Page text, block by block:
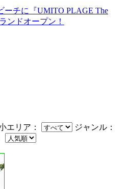
ーチに『UMITO PLAGE The
ンドオープン！
エリア：
ジャンル：